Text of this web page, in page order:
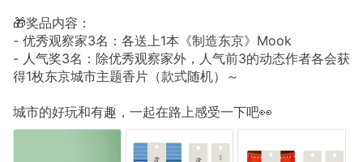
🎁奖品内容：
- 优秀观察家3名：各送上1本《制造东京》Mook
- 人气奖3名：除优秀观察家外，人气前3的动态作者各会获
得1枚东京城市主题香片（款式随机）～
城市的好玩和有趣，一起在路上感受一下吧👀